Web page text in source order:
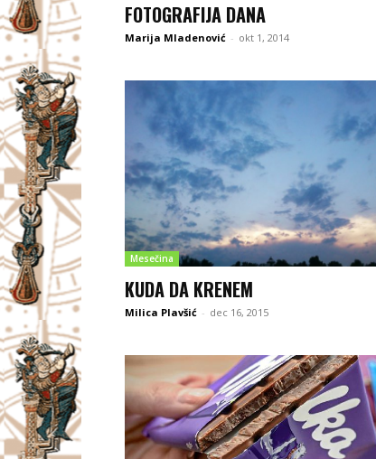
FOTOGRAFIJA DANA
Marija Mladenović - okt 1, 2014
Mesečina
KUDA DA KRENEM
Milica Plavšić - dec 16, 2015